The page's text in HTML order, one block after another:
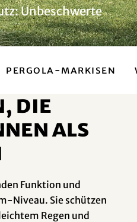
Unbeschwerte
Pergola-Markisen
die
als
Funktion und
Niveau. Sie schützen
Regen und